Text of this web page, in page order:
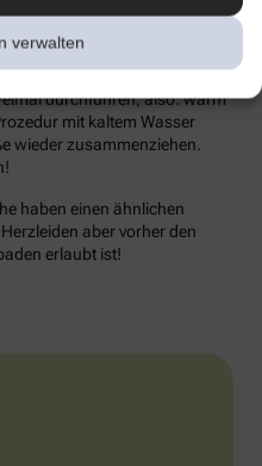
verwalten
geht’s wieder von unten nach
bis zur Schulter und
bis zur Handfläche zurück.
durchführen, also: warm
mit kaltem Wasser
wieder zusammenziehen.
haben einen ähnlichen
aber vorher den
erlaubt ist!